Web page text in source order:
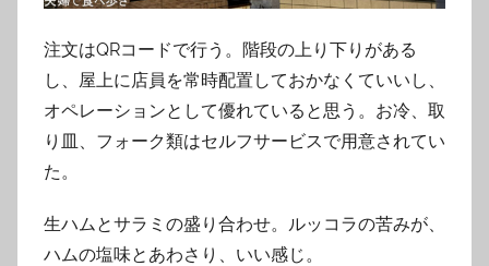
注文はQRコードで行う。階段の上り下りがある
し、屋上に店員を常時配置しておかなくていいし、
オペレーションとして優れていると思う。お冷、取
り皿、フォーク類はセルフサービスで用意されてい
た。
生ハムとサラミの盛り合わせ。ルッコラの苦みが、
ハムの塩味とあわさり、いい感じ。